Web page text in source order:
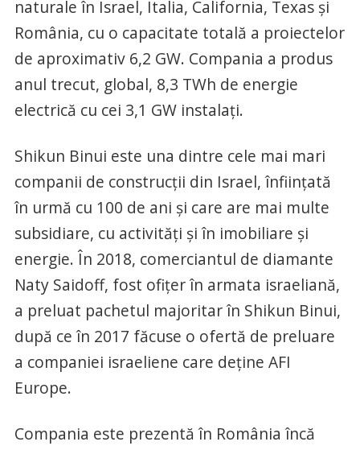
naturale în Israel, Italia, California, Texas și
România, cu o capacitate totală a proiectelor
de aproximativ 6,2 GW. Compania a produs
anul trecut, global, 8,3 TWh de energie
electrică cu cei 3,1 GW instalați.
Shikun Binui este una dintre cele mai mari
companii de construcții din Israel, înființată
în urmă cu 100 de ani și care are mai multe
subsidiare, cu activități și în imobiliare și
energie. În 2018, comerciantul de diamante
Naty Saidoff, fost ofițer în armata israeliană,
a preluat pachetul majoritar în Shikun Binui,
după ce în 2017 făcuse o ofertă de preluare
a companiei israeliene care deține AFI
Europe.
Compania este prezentă în România încă